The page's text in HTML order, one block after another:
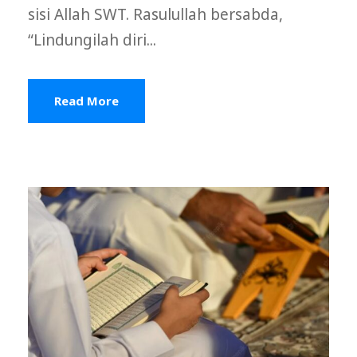
sisi Allah SWT. Rasulullah bersabda,
“Lindungilah diri...
Read More